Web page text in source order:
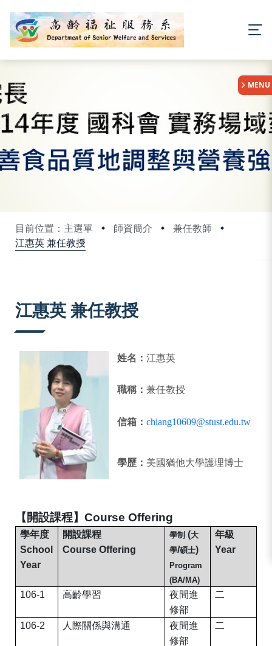
目前位置：主選單 師資簡介
兼任教師
江惠英 兼任教授
:::
MENU
江惠英 兼任教授
姓名：江惠英
職稱：兼任教授
信箱：chiang10609@stust.edu.tw
學歷： 美國猶他大學護理博士
【開設課程】 Course Offering
學年度
School
Year
開設課程
Course Offering
學制 (大
學/碩士)
Program
(BA/MA)
年級
Year
106-1 高齡學習
夜間進
修部
二
106-2 人際關係與溝通
夜間進
修部
二